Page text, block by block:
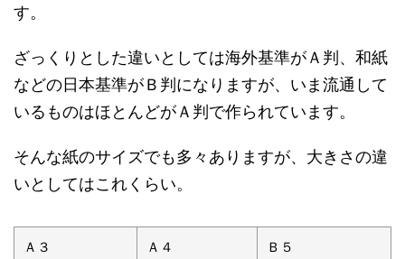
す。
ざっくりとした違いとしては海外基準がＡ判、和紙
などの日本基準がＢ判になりますが、いま流通して
いるものはほとんどがＡ判で作られています。
そんな紙のサイズでも多々ありますが、大きさの違
いとしてはこれくらい。
Ａ３ Ａ４ Ｂ５